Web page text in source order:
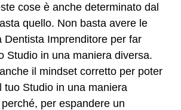
cose è anche determinato dal
quello. Non basta avere le
Dentista Imprenditore per far
Studio in una maniera diversa.
il mindset corretto per poter
tuo Studio in una maniera
per espandere un